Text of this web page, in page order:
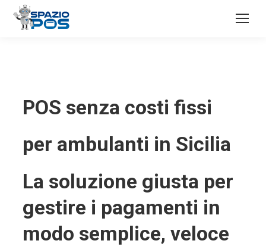
POS senza costi fissi
per ambulanti in Sicilia
La soluzione giusta per
gestire i pagamenti in
modo semplice, veloce